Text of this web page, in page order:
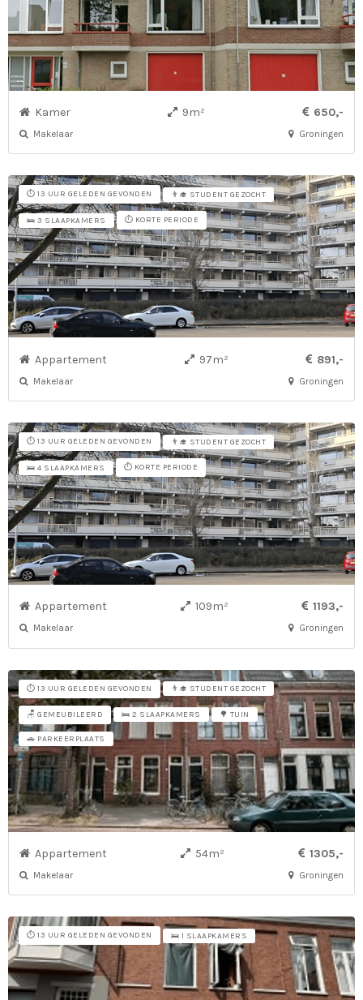
Kamer 9m² 650,-
Makelaar Groningen
⏱️ 13 UUR GELEDEN GEVONDEN 👨‍🎓 STUDENT GEZOCHT
🛌 3 SLAAPKAMERS ⏱️ KORTE PERIODE
Appartement 97m² 891,-
Makelaar Groningen
⏱️ 13 UUR GELEDEN GEVONDEN 👨‍🎓 STUDENT GEZOCHT
🛌 4 SLAAPKAMERS ⏱️ KORTE PERIODE
Appartement 109m² 1193,-
Makelaar Groningen
⏱️ 13 UUR GELEDEN GEVONDEN 👨‍🎓 STUDENT GEZOCHT
🪑 GEMEUBILEERD 🛌 2 SLAAPKAMERS 🌳 TUIN
🚗 PARKEERPLAATS
Appartement 54m² 1305,-
Makelaar Groningen
⏱️ 13 UUR GELEDEN GEVONDEN 🛌 1 SLAAPKAMERS